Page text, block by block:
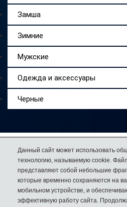
Замша
Зимние
Мужские
Одежда и аксессуары
Черные
Работаемс 2009 года
Более 50 000довольных
74% клиентоввозвращаются к
Данный сайт может использовать
технологию, называемую cookie. Файлы cookie
представляют собой небольшие
которые временно сохраняются на вашем компьютере или
мобильном устройстве, и
эффективную работу сайта. Продолжая просматривать